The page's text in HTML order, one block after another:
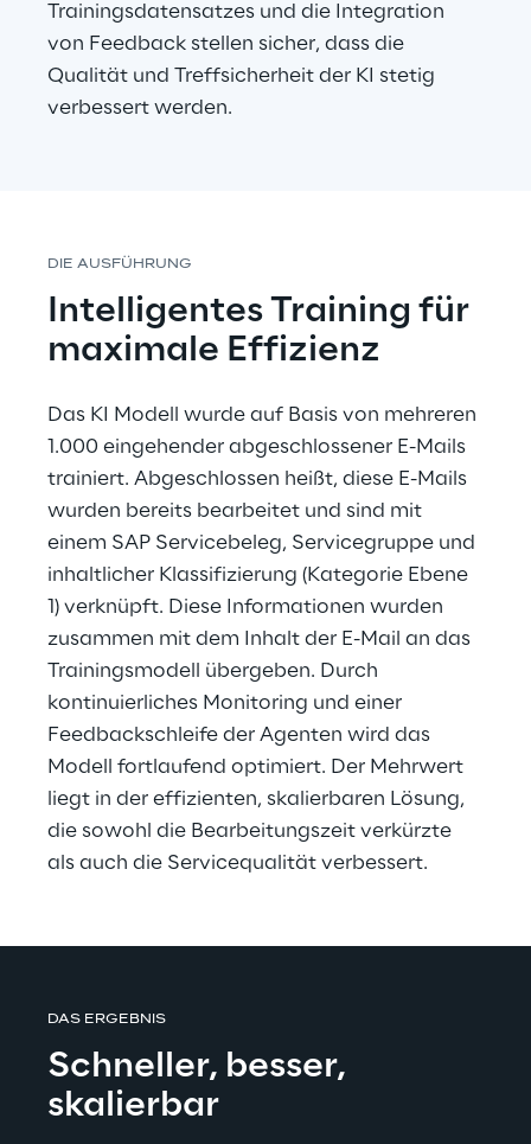
Trainingsdatensatzes und die Integration
von Feedback stellen sicher, dass die
Qualität und Treffsicherheit der KI stetig
verbessert werden.
DIE AUSFÜHRUNG
Intelligentes Training für
maximale Effizienz
Das KI Modell wurde auf Basis von mehreren
1.000 eingehender abgeschlossener E-Mails
trainiert. Abgeschlossen heißt, diese E-Mails
wurden bereits bearbeitet und sind mit
einem SAP Servicebeleg, Servicegruppe und
inhaltlicher Klassifizierung (Kategorie Ebene
1) verknüpft. Diese Informationen wurden
zusammen mit dem Inhalt der E-Mail an das
Trainingsmodell übergeben. Durch
kontinuierliches Monitoring und einer
Feedbackschleife der Agenten wird das
Modell fortlaufend optimiert. Der Mehrwert
liegt in der effizienten, skalierbaren Lösung,
die sowohl die Bearbeitungszeit verkürzte
als auch die Servicequalität verbessert.
DAS ERGEBNIS
Schneller, besser,
skalierbar